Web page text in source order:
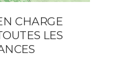
CHARGE
LES